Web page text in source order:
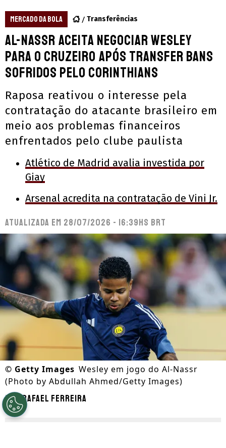
MERCADO DA BOLA Transferências
Al-Nassr aceita negociar Wesley
para o Cruzeiro após transfer bans
sofridos pelo Corinthians
Raposa reativou o interesse pela
contratação do atacante brasileiro em
meio aos problemas financeiros
enfrentados pelo clube paulista
Atlético de Madrid avalia investida por
Giay
Arsenal acredita na contratação de Vini Jr.
Atualizada em 28/07/2026 - 16:39hs BRT
© Getty Images Wesley em jogo do Al-Nassr
(Photo by Abdullah Ahmed/Getty Images)
Por Rafael Ferreira